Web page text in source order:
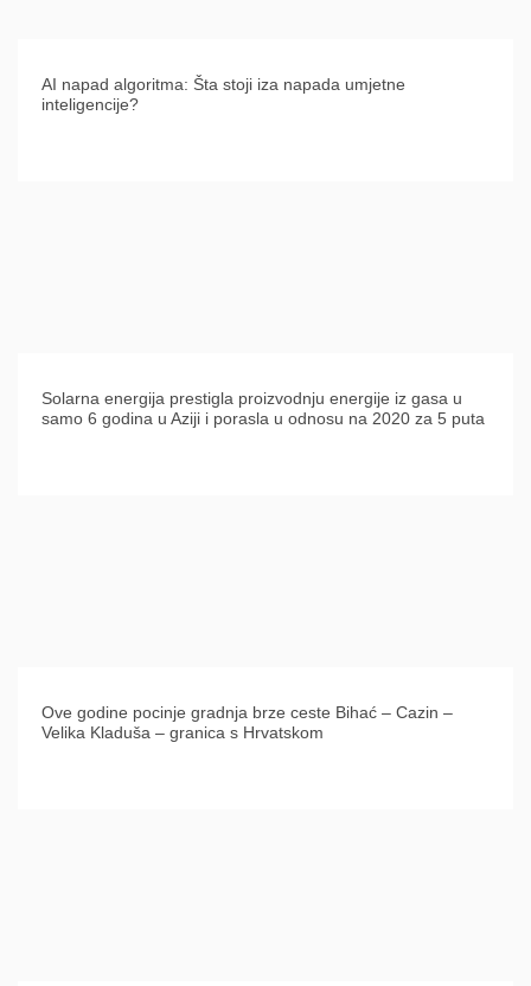
AI napad algoritma: Šta stoji iza napada umjetne
inteligencije?
Solarna energija prestigla proizvodnju energije iz gasa u
samo 6 godina u Aziji i porasla u odnosu na 2020 za 5 puta
Ove godine pocinje gradnja brze ceste Bihać – Cazin –
Velika Kladuša – granica s Hrvatskom